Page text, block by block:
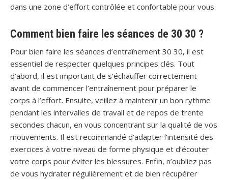
dans une zone d’effort contrôlée et confortable pour vous.
Comment bien faire les séances de 30 30 ?
Pour bien faire les séances d’entraînement 30 30, il est
essentiel de respecter quelques principes clés. Tout
d’abord, il est important de s’échauffer correctement
avant de commencer l’entraînement pour préparer le
corps à l’effort. Ensuite, veillez à maintenir un bon rythme
pendant les intervalles de travail et de repos de trente
secondes chacun, en vous concentrant sur la qualité de vos
mouvements. Il est recommandé d’adapter l’intensité des
exercices à votre niveau de forme physique et d’écouter
votre corps pour éviter les blessures. Enfin, n’oubliez pas
de vous hydrater régulièrement et de bien récupérer